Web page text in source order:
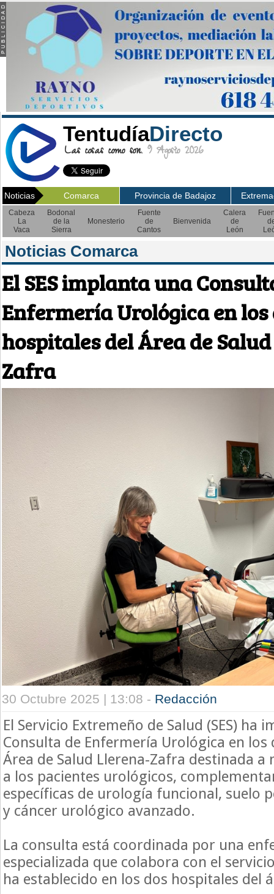
TentudíaDirecto
Las cosas como son. 9 Agosto 2026
Noticias Comarca Provincia de Badajoz
Cabeza
La
Vaca
Bodonal
de la
Sierra
Monesterio
Fuente
de
Cantos
Bienvenida
Calera
de
León
Noticias Comarca
El SES implanta una
Enfermería Urológica en los
hospitales del Área de
Zafra
30 Octubre 2025 | 13:08 - Redacción
El Servicio Extremeño de Salud (SES) ha
Consulta de Enfermería Urológica en los
Área de Salud Llerena-Zafra destinada
a los pacientes urológicos,
específicas de urología funcional, suelo
y cáncer urológico avanzado.
La consulta está coordinada por una
especializada que colabora con el
ha establecido en los dos hospitales del